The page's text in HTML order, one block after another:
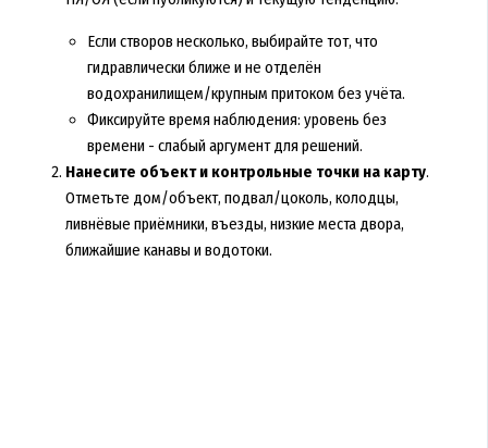
Если створов несколько, выбирайте тот, что
гидравлически ближе и не отделён
водохранилищем/крупным притоком без учёта.
Фиксируйте время наблюдения: уровень без
времени - слабый аргумент для решений.
Нанесите объект и контрольные точки на карту.
Отметьте дом/объект, подвал/цоколь, колодцы,
ливнёвые приёмники, въезды, низкие места двора,
ближайшие канавы и водотоки.